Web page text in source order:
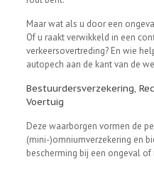
Maar wat als u door een
Of u raakt verwikkeld in een
verkeersovertreding? En wie
autopech aan de kant van de
Bestuurdersverzekering,
Voertuig
Deze waarborgen vormen de
(mini-)omniumverzekering en
bescherming bij een ongeval